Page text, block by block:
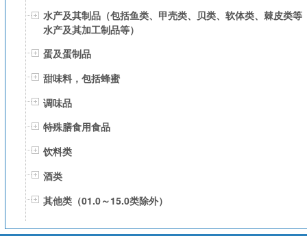
水产及其制品（包括鱼类、甲壳类、贝类、软体类、棘皮类等
水产及其加工制品等）
蛋及蛋制品
甜味料，包括蜂蜜
调味品
特殊膳食用食品
饮料类
酒类
其他类（01.0～15.0类除外）